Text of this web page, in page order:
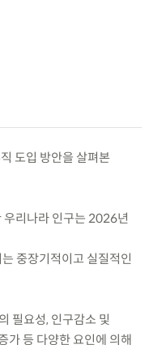
도입 방안을 살펴본
리나라 인구는 2026년
중장기적이고 실질적인
필요성, 인구감소 및
가 등 다양한 요인에 의해